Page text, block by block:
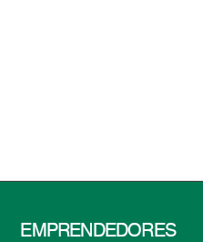
EMPRENDEDORES